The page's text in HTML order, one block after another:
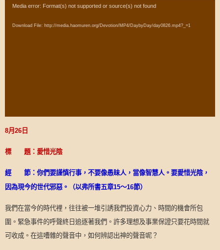
Video
Media error: Format(s) not supported or source(s) not found
Download File: http://media.haomuren.org/Devotion/MP4/DaybyDay/day0826.mp4?_=1
8月 26 日
標 題：愛惜光陰
經 節：你們要謹慎行事，不要像愚昧人，當像智慧人。要愛惜光陰，
因為現今的世代邪惡。（以弗所書五章15～16節）
我們在當今的時代裡，往往被一堆引誘我們投資心力、時間的機會所包
圍。緊急事件的呼聲終日追逐著我們。許多理想及事業保證只要花時間就
可收成。在這嘈雜的聲音中，如何辨認出神的聲音呢？